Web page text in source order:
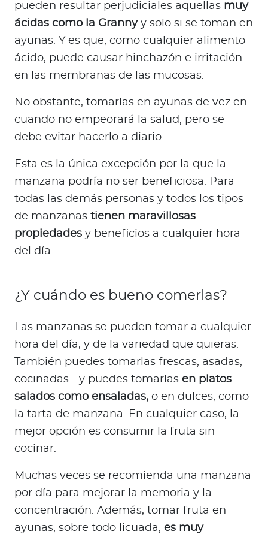
pueden resultar perjudiciales aquellas muy
ácidas como la Granny y solo si se toman en
ayunas. Y es que, como cualquier alimento
ácido, puede causar hinchazón e irritación
en las membranas de las mucosas.
No obstante, tomarlas en ayunas de vez en
cuando no empeorará la salud, pero se
debe evitar hacerlo a diario.
Esta es la única excepción por la que la
manzana podría no ser beneficiosa. Para
todas las demás personas y todos los tipos
de manzanas tienen maravillosas
propiedades y beneficios a cualquier hora
del día.
¿Y cuándo es bueno comerlas?
Las manzanas se pueden tomar a cualquier
hora del día, y de la variedad que quieras.
También puedes tomarlas frescas, asadas,
cocinadas… y puedes tomarlas en platos
salados como ensaladas, o en dulces, como
la tarta de manzana. En cualquier caso, la
mejor opción es consumir la fruta sin
cocinar.
Muchas veces se recomienda una manzana
por día para mejorar la memoria y la
concentración. Además, tomar fruta en
ayunas, sobre todo licuada, es muy